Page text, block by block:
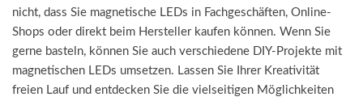
nicht, dass Sie magnetische LEDs in Fachgeschäften, Online-
Shops oder direkt beim Hersteller kaufen können. Wenn Sie
gerne basteln, können Sie auch verschiedene DIY-Projekte mit
magnetischen LEDs umsetzen. Lassen Sie Ihrer Kreativität
freien Lauf und entdecken Sie die vielseitigen Möglichkeiten